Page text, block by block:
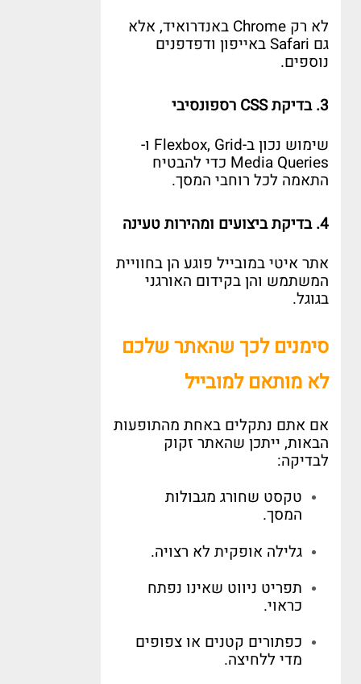
לא רק Chrome באנדרואיד, אלא
גם Safariבאייפון ודפדפנים
נוספים.
3. בדיקתCSS רספונסיבי
שימוש נכון ב-Flexbox, Grid ו-
Media Queries כדי להבטיח
התאמה לכל רוחבי המסך.
4. בדיקת ביצועים ומהירות טעינה
אתר איטי במובייל פוגע הן בחוויית
המשתמש והן בקידום האורגני
בגוגל.
סימנים לכך שהאתר שלכם
לא מותאם למובייל
אם אתם נתקלים באחת מהתופעות
הבאות, ייתכן שהאתר זקוק
לבדיקה:
טקסט שחורג מגבולות
המסך.
גלילה אופקית לא רצויה.
תפריט ניווט שאינו נפתח
כראוי.
כפתורים קטנים או צפופים
מדי ללחיצה.